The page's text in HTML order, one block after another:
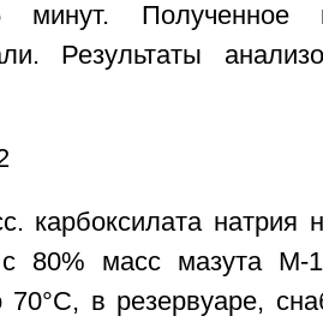
минут. Полученное
Результаты
карбоксилата натрия
80% масс мазута М-
70°C, в резервуаре,